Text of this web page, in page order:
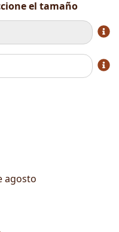
el tamaño
agosto